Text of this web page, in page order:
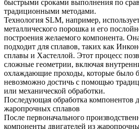
быстрыми сроками выполнения по
традиционными методами.
Технология SLM, например,
металлического порошка и его
построения желаемого компонента.
подходит для сплавов, таких как
сплавы и Хастеллой. Этот процесс
сложные геометрии, включая
охлаждающие проходы, которые было
невозможно достичь с помощью
или механической обработки.
Последующая обработка компонентов
жаропрочных сплавов
После первоначального
компоненты двигателей из